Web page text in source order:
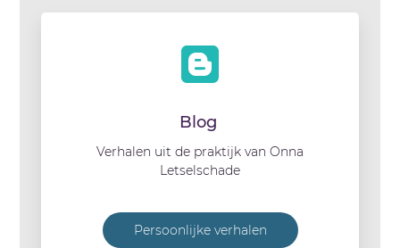
Blog
Verhalen uit de praktijk van Onna
Letselschade
Persoonlijke verhalen